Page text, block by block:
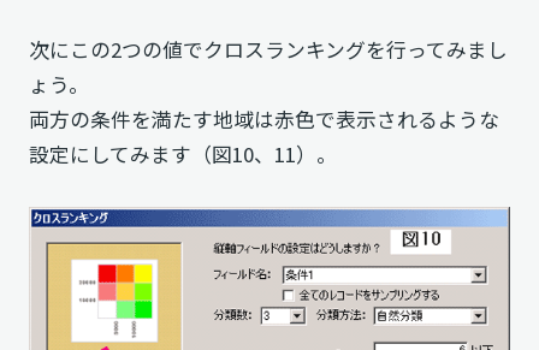
次にこの2つの値でクロスランキングを行ってみまし
ょう。
両方の条件を満たす地域は赤色で表示されるような
設定にしてみます（図10、11）。